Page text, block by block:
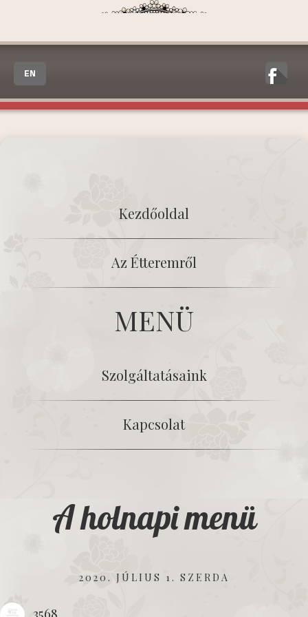
EN
Kezdőoldal
Az Étteremről
MENÜ
Szolgáltatásaink
Kapcsolat
A holnapi menü
2020. JÚLIUS 1. SZERDA
3568